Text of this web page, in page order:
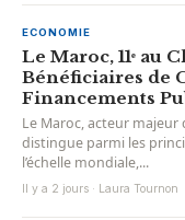
ECONOMIE
Le Maroc, 11ᵉ au
Bénéficiaires de
Financements
Le Maroc, acteur majeur
distingue parmi les
l’échelle mondiale,...
Il y a 2 jours · Laura Tournon